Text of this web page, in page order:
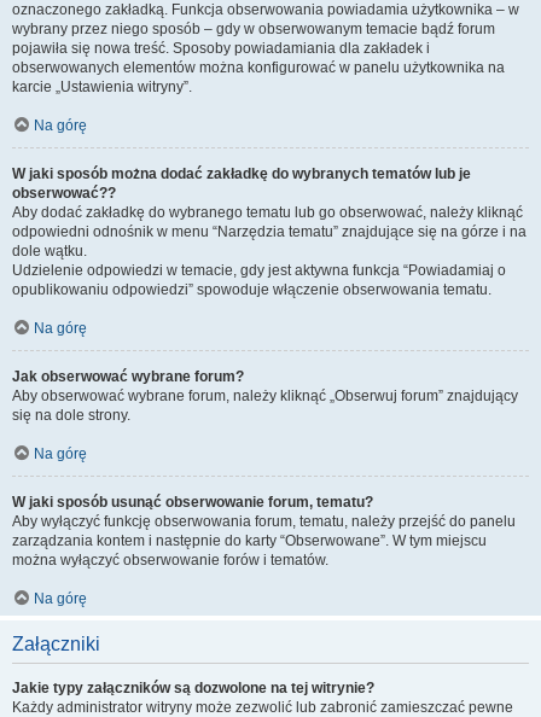
oznaczonego zakładką. Funkcja obserwowania powiadamia użytkownika – w
wybrany przez niego sposób – gdy w obserwowanym temacie bądź forum
pojawiła się nowa treść. Sposoby powiadamiania dla zakładek i
obserwowanych elementów można konfigurować w panelu użytkownika na
karcie „Ustawienia witryny”.
Na górę
W jaki sposób można dodać zakładkę do wybranych tematów lub je
obserwować??
Aby dodać zakładkę do wybranego tematu lub go obserwować, należy kliknąć
odpowiedni odnośnik w menu “Narzędzia tematu” znajdujące się na górze i na
dole wątku.
Udzielenie odpowiedzi w temacie, gdy jest aktywna funkcja “Powiadamiaj o
opublikowaniu odpowiedzi” spowoduje włączenie obserwowania tematu.
Na górę
Jak obserwować wybrane forum?
Aby obserwować wybrane forum, należy kliknąć „Obserwuj forum” znajdujący
się na dole strony.
Na górę
W jaki sposób usunąć obserwowanie forum, tematu?
Aby wyłączyć funkcję obserwowania forum, tematu, należy przejść do panelu
zarządzania kontem i następnie do karty “Obserwowane”. W tym miejscu
można wyłączyć obserwowanie forów i tematów.
Na górę
Załączniki
Jakie typy załączników są dozwolone na tej witrynie?
Każdy administrator witryny może zezwolić lub zabronić zamieszczać pewne